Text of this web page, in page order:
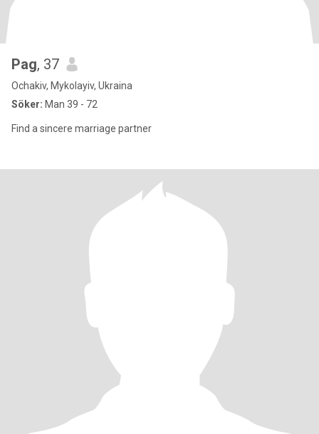
Pag, 37
Ochakiv, Mykolayiv, Ukraina
Söker: Man 39 - 72
Find a sincere marriage partner